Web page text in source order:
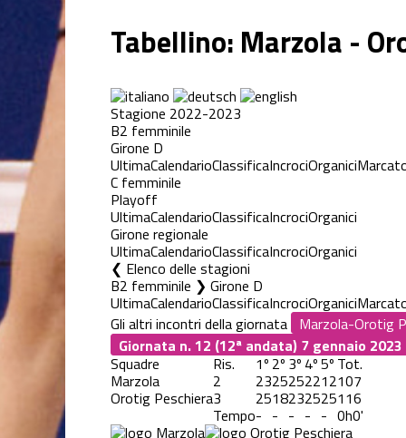
Tabellino: Marzola -
Stagione 2022-2023
B2 femminile
Girone D
UltimaCalendarioClassificaIncrociOrganici
C femminile
Playoff
UltimaCalendarioClassificaIncrociOrganici
Girone regionale
UltimaCalendarioClassificaIncrociOrganici
Elenco delle stagioni
B2 femminile ❯ Girone D
UltimaCalendarioClassificaIncrociOrganici
Gli altri incontri della giornata
Giornata n. 12 (12ª andata) 7 gennaio 2023
Squadre
Ris. 1º 2º 3º 4º5º Tot.
Marzola 2 2325252212107
Orotig Peschiera3 2518232525116
Tempo- - - - - 0h0'